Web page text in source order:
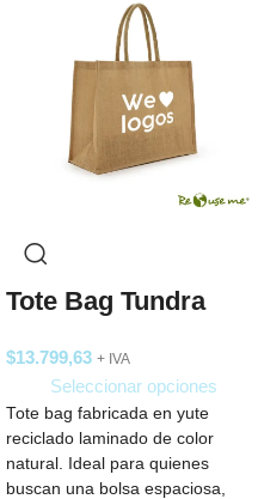
Tote Bag Tundra
$13.799,63 + IVA
Seleccionar opciones
Tote bag fabricada en yute
reciclado laminado de color
natural. Ideal para quienes
buscan una bolsa espaciosa,